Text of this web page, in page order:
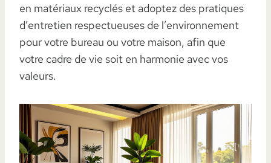
en matériaux recyclés et adoptez des pratiques
d’entretien respectueuses de l’environnement
pour votre bureau ou votre maison, afin que
votre cadre de vie soit en harmonie avec vos
valeurs.